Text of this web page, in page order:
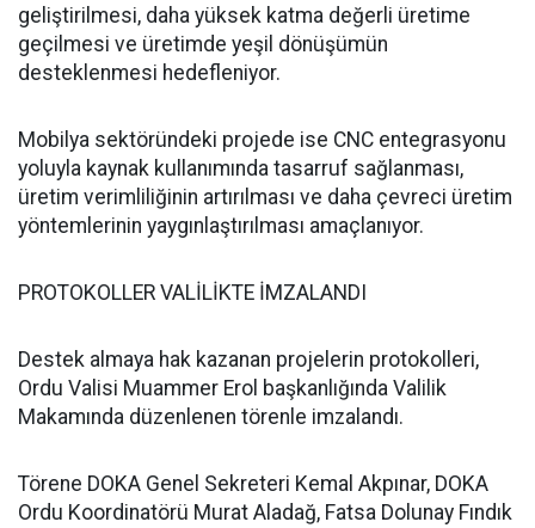
geliştirilmesi, daha yüksek katma değerli üretime
geçilmesi ve üretimde yeşil dönüşümün
desteklenmesi hedefleniyor.
Mobilya sektöründeki projede ise CNC entegrasyonu
yoluyla kaynak kullanımında tasarruf sağlanması,
üretim verimliliğinin artırılması ve daha çevreci üretim
yöntemlerinin yaygınlaştırılması amaçlanıyor.
PROTOKOLLER VALİLİKTE İMZALANDI
Destek almaya hak kazanan projelerin protokolleri,
Ordu Valisi Muammer Erol başkanlığında Valilik
Makamında düzenlenen törenle imzalandı.
Törene DOKA Genel Sekreteri Kemal Akpınar, DOKA
Ordu Koordinatörü Murat Aladağ, Fatsa Dolunay Fındık